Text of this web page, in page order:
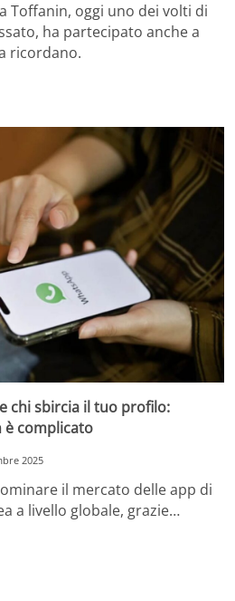
Toffanin, oggi uno dei volti di
ha partecipato anche a
ricordano.
chi sbircia il tuo profilo:
è complicato
2025
il mercato delle app di
a livello globale, grazie…